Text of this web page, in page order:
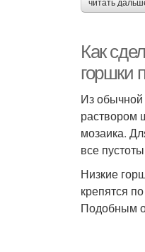
читать
Как
горшки
Из обычной
раствором
мозаика.
все
Низкие
крепятся
Подобным